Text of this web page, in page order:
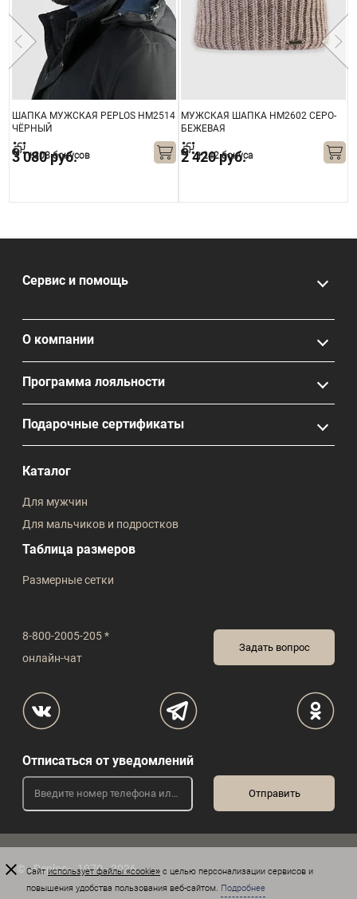
ШАПКА МУЖСКАЯ PEPLOS HM2514
ЧЁРНЫЙ
3 080 руб.
+308 бонусов
МУЖСКАЯ ШАПКА HM2602 СЕРО-
БЕЖЕВАЯ
2 420 руб.
+242 бонуса
8-800-2005-205 *
онлайн-чат
Задать вопрос
Сервис и помощь
О компании
Программа лояльности
Подарочные сертификаты
Каталог
Для мужчин
Для мальчиков и подростков
Таблица размеров
Размерные сетки
Отписаться от уведомлений
© «Peplos», 1970 - 2026
Сайтиспользует файлы «cookie» с целью персонализации сервисов и
повышения удобства пользования веб-сайтом. Подробнее